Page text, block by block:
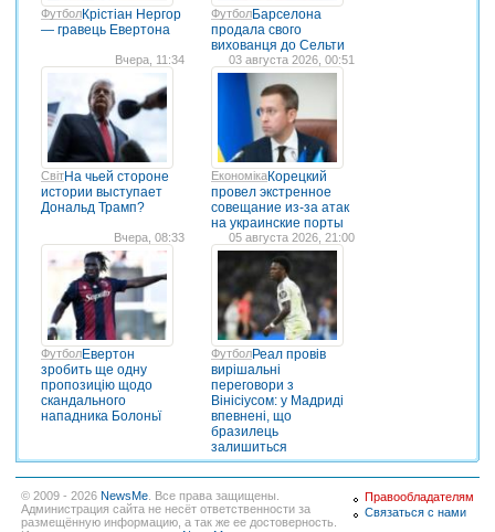
ФутболКрістіан Нергор
— гравець Евертона
ФутболБарселона
продала свого
вихованця до Сельти
Вчера, 11:34
СвітНа чьей стороне
истории выступает
Дональд Трамп?
03 августа 2026, 00:51
ЕкономікаКорецкий
провел экстренное
совещание из-за атак
на украинские порты
Вчера, 08:33
ФутболЕвертон
зробить ще одну
пропозицію щодо
скандального
нападника Болоньї
05 августа 2026, 21:00
ФутболРеал провів
вирішальні
переговори з
Вінісіусом: у Мадриді
впевнені, що
бразилець
залишиться
© 2009 - 2026 NewsMe . Все права защищены.
Администрация сайта не несёт ответственности за
размещённую информацию, а так же ее достоверность.
Правообладателям
Связаться с нами